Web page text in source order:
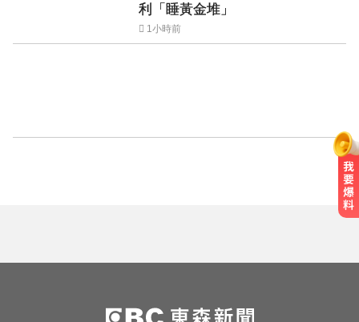
利「睡黃金堆」
1小時前